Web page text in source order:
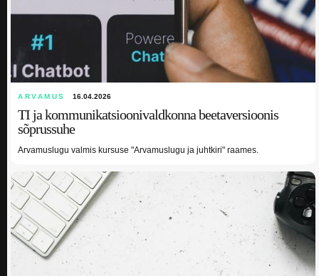
ARVAMUS 16.04.2026
TI ja kommunikatsioonivaldkonna beetaversioonis
sõprussuhe
Arvamuslugu valmis kursuse "Arvamuslugu ja juhtkiri" raames.